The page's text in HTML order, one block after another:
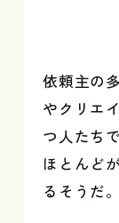
依頼主の
やクリエ
つ人たち
ほとんど
るそうだ。